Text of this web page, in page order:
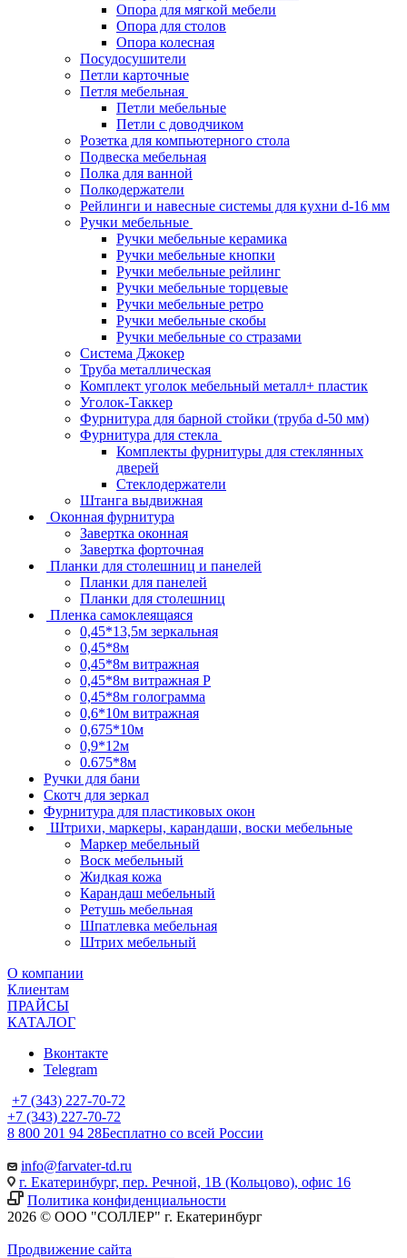
Опора для мягкой мебели
Опора для столов
Опора колесная
Посудосушители
Петли карточные
Петля мебельная
Петли мебельные
Петли с доводчиком
Розетка для компьютерного стола
Подвеска мебельная
Полка для ванной
Полкодержатели
Рейлинги и навесные системы для кухни d-16 мм
Ручки мебельные
Ручки мебельные керамика
Ручки мебельные кнопки
Ручки мебельные рейлинг
Ручки мебельные торцевые
Ручки мебельные ретро
Ручки мебельные скобы
Ручки мебельные со стразами
Система Джокер
Труба металлическая
Комплект уголок мебельный металл+ пластик
Уголок-Таккер
Фурнитура для барной стойки (труба d-50 мм)
Фурнитура для стекла
Комплекты фурнитуры для стеклянных
дверей
Стеклодержатели
Штанга выдвижная
Оконная фурнитура
Завертка оконная
Завертка форточная
Планки для столешниц и панелей
Планки для панелей
Планки для столешниц
Пленка самоклеящаяся
0,45*13,5м зеркальная
0,45*8м
0,45*8м витражная
0,45*8м витражная Р
0,45*8м голограмма
0,6*10м витражная
0,675*10м
0,9*12м
0.675*8м
Ручки для бани
Скотч для зеркал
Фурнитура для пластиковых окон
Штрихи, маркеры, карандаши, воски мебельные
Маркер мебельный
Воск мебельный
Жидкая кожа
Карандаш мебельный
Ретушь мебельная
Шпатлевка мебельная
Штрих мебельный
О компании
Клиентам
ПРАЙСЫ
КАТАЛОГ
Вконтакте
Telegram
+7 (343) 227-70-72
+7 (343) 227-70-72
8 800 201 94 28Бесплатно со всей России
info@farvater-td.ru
г. Екатеринбург, пер. Речной, 1В (Кольцово), офис 16
Политика конфиденциальности
2026 © ООО "СОЛЛЕР" г. Екатеринбург
Продвижение сайта